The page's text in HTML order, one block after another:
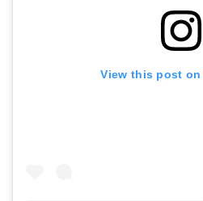
View this post on